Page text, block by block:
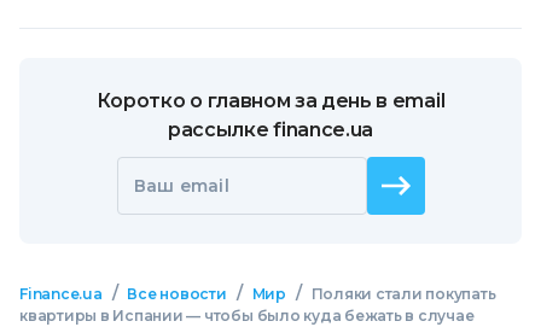
Коротко о главном за день в email
рассылке finance.ua
Ваш email
Finance.ua / Все новости / Мир /
Поляки стали покупать
квартиры в Испании — чтобы было куда бежать в случае